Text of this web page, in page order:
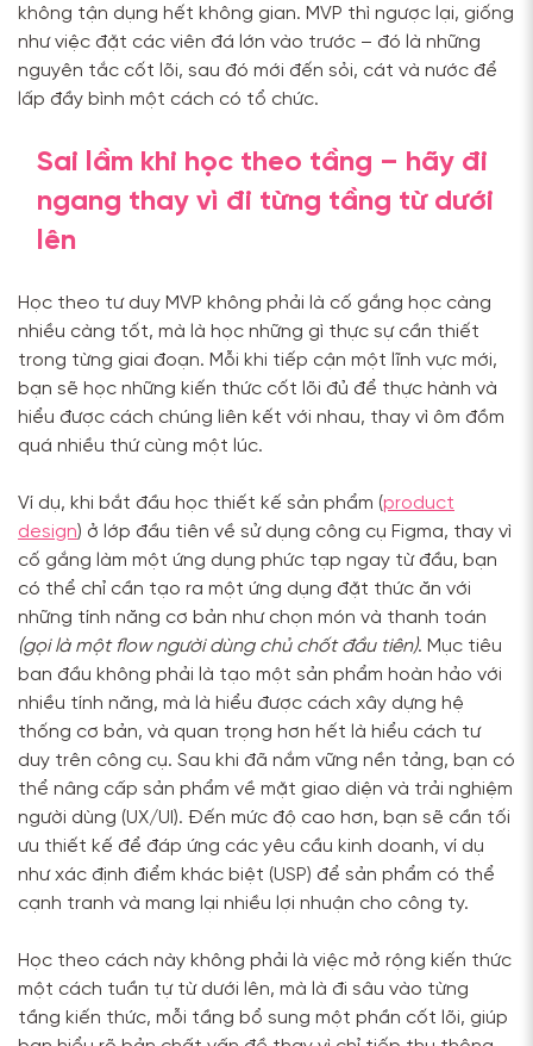
không tận dụng hết không gian. MVP thì ngược lại, giống
như việc đặt các viên đá lớn vào trước – đó là những
nguyên tắc cốt lõi, sau đó mới đến sỏi, cát và nước để
lấp đầy bình một cách có tổ chức.
Sai lầm khi học theo tầng – hãy đi
ngang thay vì đi từng tầng từ dưới
lên
Học theo tư duy MVP không phải là cố gắng học càng
nhiều càng tốt, mà là học những gì thực sự cần thiết
trong từng giai đoạn. Mỗi khi tiếp cận một lĩnh vực mới,
bạn sẽ học những kiến thức cốt lõi đủ để thực hành và
hiểu được cách chúng liên kết với nhau, thay vì ôm đồm
quá nhiều thứ cùng một lúc.
Ví dụ, khi bắt đầu học thiết kế sản phẩm (product
design) ở lớp đầu tiên về sử dụng công cụ Figma, thay vì
cố gắng làm một ứng dụng phức tạp ngay từ đầu, bạn
có thể chỉ cần tạo ra một ứng dụng đặt thức ăn với
những tính năng cơ bản như chọn món và thanh toán
(gọi là một flow người dùng chủ chốt đầu tiên). Mục tiêu
ban đầu không phải là tạo một sản phẩm hoàn hảo với
nhiều tính năng, mà là hiểu được cách xây dựng hệ
thống cơ bản, và quan trọng hơn hết là hiểu cách tư
duy trên công cụ. Sau khi đã nắm vững nền tảng, bạn có
thể nâng cấp sản phẩm về mặt giao diện và trải nghiệm
người dùng (UX/UI). Đến mức độ cao hơn, bạn sẽ cần tối
ưu thiết kế để đáp ứng các yêu cầu kinh doanh, ví dụ
như xác định điểm khác biệt (USP) để sản phẩm có thể
cạnh tranh và mang lại nhiều lợi nhuận cho công ty.
Học theo cách này không phải là việc mở rộng kiến thức
một cách tuần tự từ dưới lên, mà là đi sâu vào từng
tầng kiến thức, mỗi tầng bổ sung một phần cốt lõi, giúp